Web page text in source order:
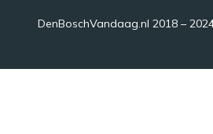
DenBoschVandaag.nl 2018 –